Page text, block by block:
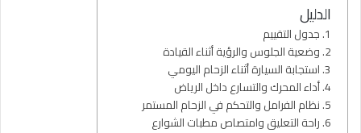
الدليل
جدول التقييم
وضعية الجلوس والرؤية أثناء القيادة
استجابة السيارة أثناء الزحام اليومي
أداء المحرك والتسارع داخل الرياض
نظام الفرامل والتحكم في الزحام المستمر
راحة التعليق وامتصاص مطبات الشوارع